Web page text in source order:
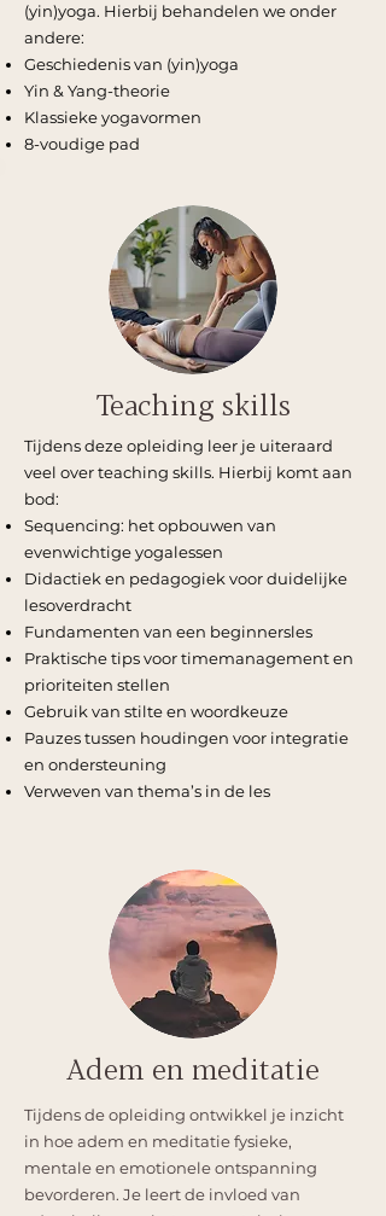
(yin)yoga. Hierbij behandelen we onder
andere:
Geschiedenis van (yin)yoga
Yin & Yang-theorie
Klassieke yogavormen
8-voudige pad
Teaching skills
Tijdens deze opleiding leer je uiteraard
veel over teaching skills. Hierbij komt aan
bod:
Sequencing: het opbouwen van
evenwichtige yogalessen
Didactiek en pedagogiek voor duidelijke
lesoverdracht
Fundamenten van een beginnersles
Praktische tips voor timemanagement en
prioriteiten stellen
Gebruik van stilte en woordkeuze
Pauzes tussen houdingen voor integratie
en ondersteuning
Verweven van thema’s in de les
Adem en meditatie
Tijdens de opleiding ontwikkel je inzicht
in hoe adem en meditatie fysieke,
mentale en emotionele ontspanning
bevorderen. Je leert de invloed van